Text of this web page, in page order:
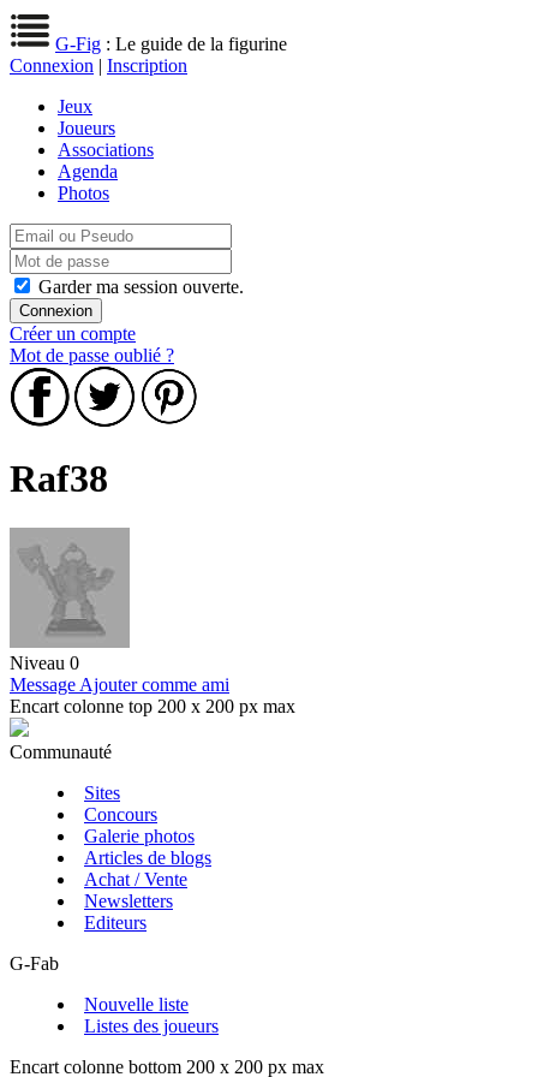
G-Fig : Le guide de la figurine
Connexion | Inscription
Jeux
Joueurs
Associations
Agenda
Photos
Garder ma session ouverte.
Créer un compte
Mot de passe oublié ?
Raf38
Niveau 0
Message Ajouter comme ami
Encart colonne top 200 x 200 px max
Communauté
Sites
Concours
Galerie photos
Articles de blogs
Achat / Vente
Newsletters
Editeurs
G-Fab
Nouvelle liste
Listes des joueurs
Encart colonne bottom 200 x 200 px max